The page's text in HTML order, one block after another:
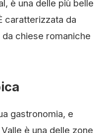
è una delle più belle
caratterizzata da
chiese romaniche
gastronomia, e
è una delle zone